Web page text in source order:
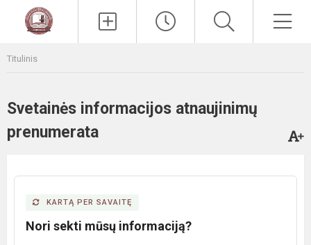
Titulinis
Svetainės informacijos atnaujinimų
prenumerata
KARTĄ PER SAVAITĘ
Nori sekti mūsų informaciją?